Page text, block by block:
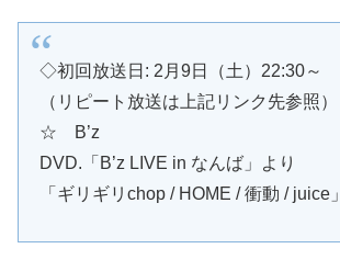
◇初回放送日: 2月9日（土）22:30～
（リピート放送は上記リンク先参照）
☆ B’z
DVD.「B’z LIVE in なんば」より
「ギリギリchop / HOME / 衝動 / juice」